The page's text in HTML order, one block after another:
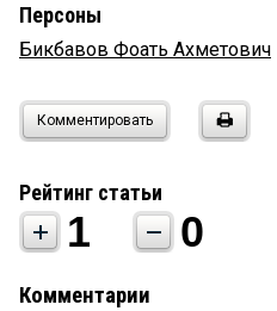
Персоны
Бикбавов Фоать Ахметович
Комментировать
Рейтинг статьи
1 0
Комментарии